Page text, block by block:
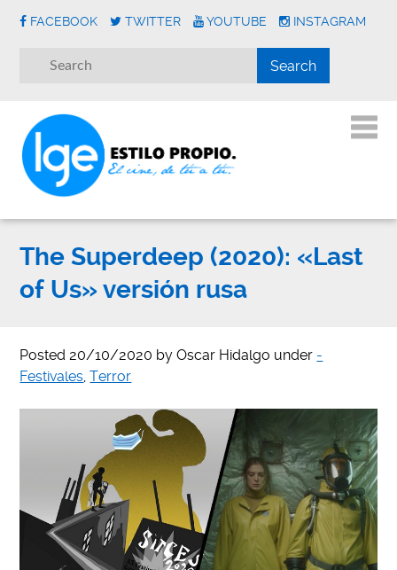
FACEBOOK TWITTER YOUTUBE INSTAGRAM
The Superdeep (2020): «Last
of Us» versión rusa
Posted20/10/2020 byOscar Hidalgo under -
Festivales,Terror